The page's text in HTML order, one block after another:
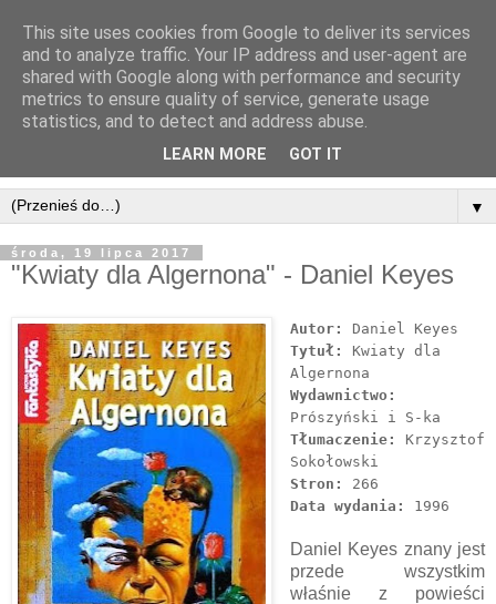
▼
środa, 19 lipca 2017
"Kwiaty dla Algernona" - Daniel Keyes
Autor:
Daniel Keyes
Tytuł:
Kwiaty dla
Algernona
Wydawnictwo:
Prószyński i S-ka
Tłumaczenie:
Krzysztof
Sokołowski
Stron:
266
Data wydania:
1996
Daniel Keyes znany jest
przede wszystkim
właśnie z powieści
This site uses cookies from Google to deliver its services
and to analyze traffic. Your IP address and user-agent are
shared with Google along with performance and security
metrics to ensure quality of service, generate usage
statistics, and to detect and address abuse.
LEARN MORE GOT IT